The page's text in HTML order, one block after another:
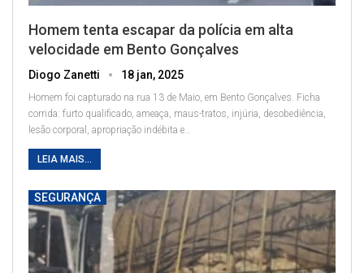
Homem tenta escapar da polícia em alta
velocidade em Bento Gonçalves
Diogo Zanetti 18 jan, 2025
Homem foi capturado na rua 13 de Maio, em Bento Gonçalves. Ficha
corrida: furto qualificado, ameaça, maus-tratos, injúria, desobediência,
lesão corporal, apropriação indébita e
LEIA MAIS...
SEGURANÇA